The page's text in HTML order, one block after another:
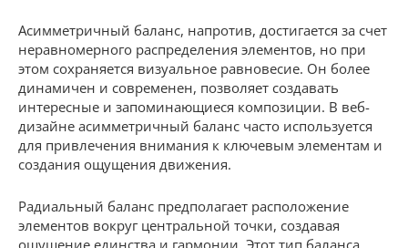
Асимметричный баланс, напротив, достигается за счет
неравномерного распределения элементов, но при
этом сохраняется визуальное равновесие. Он более
динамичен и современен, позволяет создавать
интересные и запоминающиеся композиции. В веб-
дизайне асимметричный баланс часто используется
для привлечения внимания к ключевым элементам и
создания ощущения движения.
Радиальный баланс предполагает расположение
элементов вокруг центральной точки, создавая
ощущение единства и гармонии. Этот тип баланса